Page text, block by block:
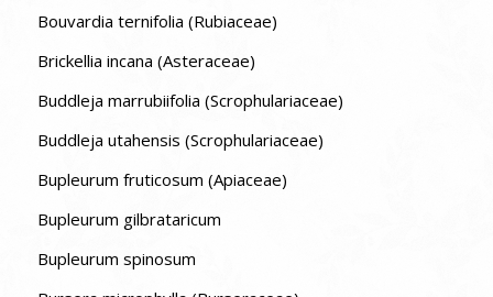
Bouvardia ternifolia (Rubiaceae)
Brickellia incana (Asteraceae)
Buddleja marrubiifolia (Scrophulariaceae)
Buddleja utahensis (Scrophulariaceae)
Bupleurum fruticosum (Apiaceae)
Bupleurum gilbrataricum
Bupleurum spinosum